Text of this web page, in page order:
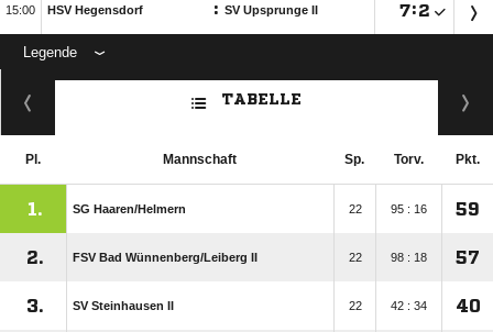
 HSV Hegensdorf : SV Upsprunge II :
Legende
ANZEIGE
TABELLE
Pl. Mannschaft Sp. Torv. Pkt.
1. SG Haaren/​Helmern 22 95 : 16 59
2. FSV Bad Wünnenberg/​Leiberg II 22 98 : 18 57
3. SV Steinhausen II 22 42 : 34 40